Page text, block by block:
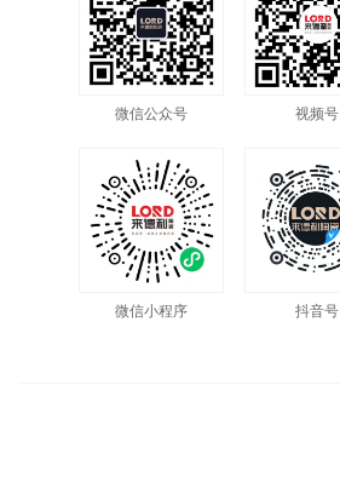
微信公众号 视频号
微信小程序 抖音号